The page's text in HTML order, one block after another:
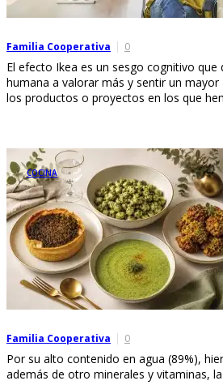
Familia Cooperativa 0
El efecto Ikea es un sesgo cognitivo que
humana a valorar más y sentir un
los productos o proyectos en los que
COCINA
Familia Cooperativa 0
Por su alto contenido en agua (89%),
además de otro minerales y vitaminas,